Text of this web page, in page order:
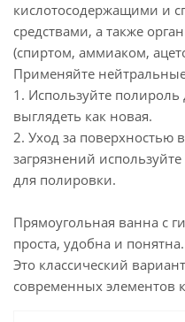
кислотосодержащими и
средствами, а также
(спиртом, аммиаком,
Применяйте
1. Используйте
выглядеть как новая.
2. Уход за поверхностью
загрязнений
для полировки.
Прямоугольная ванна с
проста, удобна и понятна.
Это классический
современных элементов